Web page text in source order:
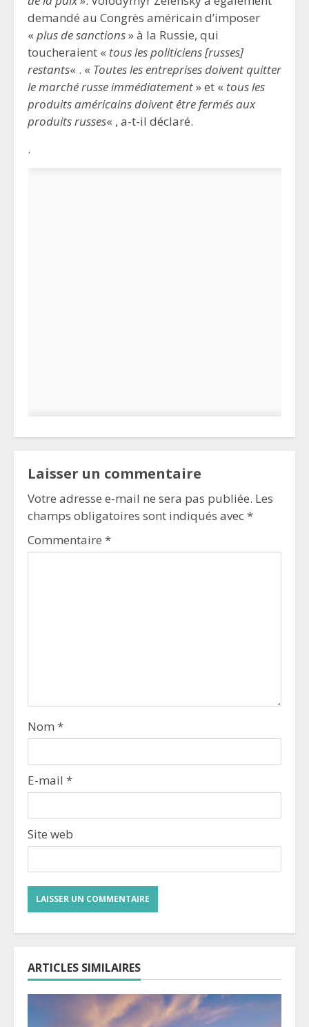
demandé au Congrès américain d’imposer
« plus de sanctions» à la Russie, qui
toucheraient « tous les politiciens [russes]
restants« . « Toutes les entreprises doivent quitter
le marché russe immédiatement» et « tous les
produits américains doivent être fermés aux
produits russes« , a-t-il déclaré.
.
Laisser un commentaire
Votre adresse e-mail ne sera pas publiée. Les
champs obligatoires sont indiqués avec*
Commentaire *
Nom *
E-mail *
Site web
ARTICLES SIMILAIRES